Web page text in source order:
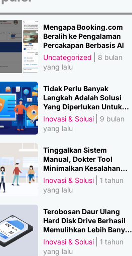
Mengapa Booking.com
Beralih ke Pengalaman
Percakapan Berbasis AI
Uncategorized
8 bulan
yang lalu
Tidak Perlu Banyak
Langkah Adalah Solusi
Yang Diperlukan Untuk
Amankan Data
Inovasi & Solusi
9 bulan
yang lalu
Tinggalkan Sistem
Manual, Dokter Tool
Minimalkan Kesalahan
Manusia
Inovasi & Solusi
1 tahun
yang lalu
Terobosan Daur Ulang
Hard Disk Drive Berhasil
Memulihkan Lebih Banyak
Material Penting
Inovasi & Solusi
1 tahun
yang lalu